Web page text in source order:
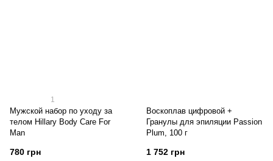
1
Мужской набор по уходу за
телом Hillary Вody Care For
Man
780 грн
Воскоплав цифровой +
Гранулы для эпиляции Passion
Plum, 100 г
1 752 грн